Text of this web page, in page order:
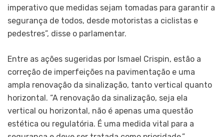
imperativo que medidas sejam tomadas para garantir a
segurança de todos, desde motoristas a ciclistas e
pedestres”, disse o parlamentar.
Entre as ações sugeridas por Ismael Crispin, estão a
correção de imperfeições na pavimentação e uma
ampla renovação da sinalização, tanto vertical quanto
horizontal. “A renovação da sinalização, seja ela
vertical ou horizontal, não é apenas uma questão
estética ou regulatória. É uma medida vital para a